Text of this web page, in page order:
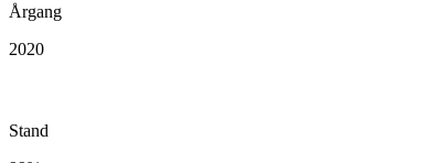
Årgang
2020
Stand